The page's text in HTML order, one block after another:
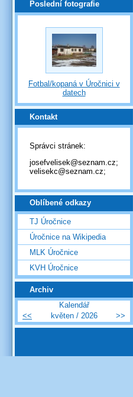
Poslední fotografie
Fotbal/kopaná v Úročnici v
datech
Kontakt
Správci stránek:
josefvelisek@seznam.cz;
velisekc@seznam.cz;
Oblíbené odkazy
TJ Úročnice
Úročnice na Wikipedia
MLK Úročnice
KVH Úročnice
Archiv
Kalendář
<<
květen / 2026 >>